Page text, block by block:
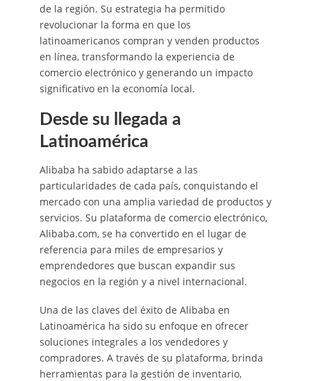
de la región. Su estrategia ha permitido
revolucionar la forma en que los
latinoamericanos compran y venden productos
en línea, transformando la experiencia de
comercio electrónico y generando un impacto
significativo en la economía local.
Desde su llegada a
Latinoamérica
Alibaba ha sabido adaptarse a las
particularidades de cada país, conquistando el
mercado con una amplia variedad de productos y
servicios. Su plataforma de comercio electrónico,
Alibaba.com, se ha convertido en el lugar de
referencia para miles de empresarios y
emprendedores que buscan expandir sus
negocios en la región y a nivel internacional.
Una de las claves del éxito de Alibaba en
Latinoamérica ha sido su enfoque en ofrecer
soluciones integrales a los vendedores y
compradores. A través de su plataforma, brinda
herramientas para la gestión de inventario,